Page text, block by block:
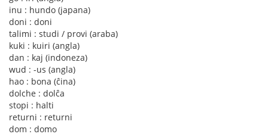
inu : hundo (japana)
doni : doni
talimi : studi / provi (araba)
kuki : kuiri (angla)
dan : kaj (indoneza)
wud : -us (angla)
hao : bona (ĉina)
dolche : dolĉa
stopi : halti
returni : returni
dom : domo